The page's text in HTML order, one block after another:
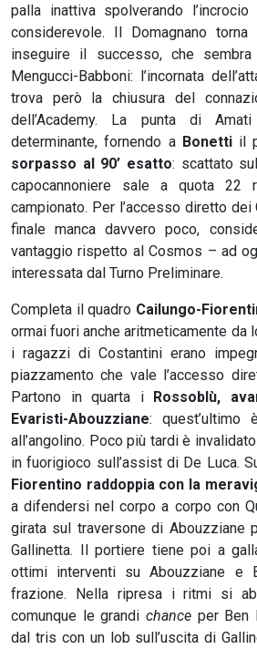
palla inattiva spolverando
considerevole. Il Domagnano
inseguire il successo, che
Mengucci-Babboni: l’incornata
trova però la chiusura del
dell’Academy. La punta di
determinante, fornendo a Bonettiil
sorpasso al 90’ esatto: scattato
capocannoniere sale a quota
campionato. Per l’accesso diretto
finale manca davvero poco,
vantaggio rispetto al Cosmos – ad
interessata dal Turno Preliminare.
Completa il quadro Cailungo-
ormai fuori anche aritmeticamente da
i ragazzi di Costantini erano
piazzamento che vale l’accesso
Partono in quarta i Rossoblù,
Evaristi-Abouzziane: quest’ultimo
all’angolino. Poco più tardi è
in fuorigioco sull’assist di De Luca.
Fiorentino raddoppia con la
a difendersi nel corpo a corpo con
girata sul traversone di Abouzziane
Gallinetta. Il portiere tiene poi a
ottimi interventi su Abouzziane e
frazione. Nella ripresa i ritmi si
comunque le grandi chance per Ben
dal tris con un lob sull’uscita di